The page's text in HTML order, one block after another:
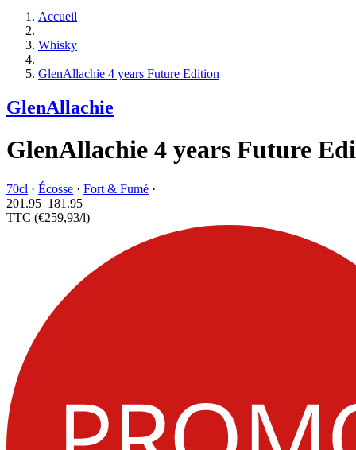
Accueil
Whisky
GlenAllachie 4 years Future Edition
GlenAllachie
GlenAllachie 4 years Future
70cl · Écosse · Fort & Fumé ·
201.95 181.95
TTC (€259,93/l)